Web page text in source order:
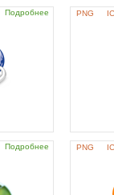
Подробнее PNG
Подробнее PNG